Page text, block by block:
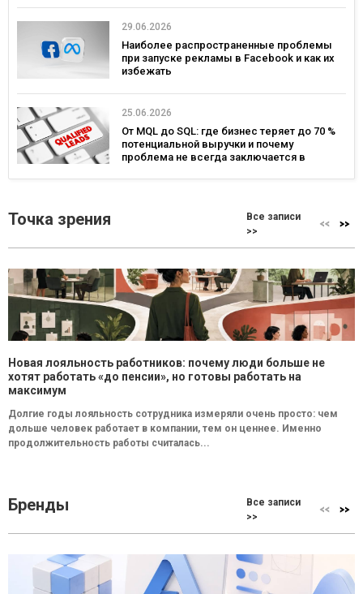
29.06.2026
Наиболее распространенные проблемы
при запуске рекламы в Facebook и как их
избежать
25.06.2026
От MQL до SQL: где бизнес теряет до 70 %
потенциальной выручки и почему
проблема не всегда заключается в
Точка зрения
Все записи
>>
Новая лояльность работников: почему люди больше не
хотят работать «до пенсии», но готовы работать на
максимум
Долгие годы лояльность сотрудника измеряли очень просто: чем
дольше человек работает в компании, тем он ценнее. Именно
продолжительность работы считалась...
Бренды
Все записи
>>